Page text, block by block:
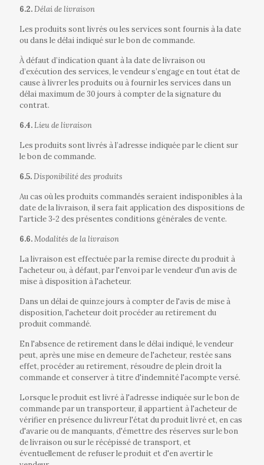
6.2.Délai de livraison
Les produits sont livrés ou les services sont fournis à la date
ou dans le délai indiqué sur le bon de commande.
À défaut d’indication quant à la date de livraison ou
d’exécution des services, le vendeur s’engage en tout état de
cause à livrer les produits ou à fournir les services dans un
délai maximum de 30 jours à compter de la signature du
contrat.
6.4.Lieu de livraison
Les produits sont livrés à l’adresse indiquée par le client sur
le bon de commande.
6.5.Disponibilité des produits
Au cas où les produits commandés seraient indisponibles à la
date de la livraison, il sera fait application des dispositions de
l'article 3‐2 des présentes conditions générales de vente.
6.6.Modalités de la livraison
La livraison est effectuée par la remise directe du produit à
l'acheteur ou, à défaut, par l'envoi par le vendeur d'un avis de
mise à disposition à l'acheteur.
Dans un délai de quinze jours à compter de l'avis de mise à
disposition, l'acheteur doit procéder au retirement du
produit commandé.
En l'absence de retirement dans le délai indiqué, le vendeur
peut, après une mise en demeure de l'acheteur, restée sans
effet, procéder au retirement, résoudre de plein droit la
commande et conserver à titre d'indemnité l'acompte versé.
Lorsque le produit est livré à l'adresse indiquée sur le bon de
commande par un transporteur, il appartient à l'acheteur de
vérifier en présence du livreur l'état du produit livré et, en cas
d'avarie ou de manquants, d'émettre des réserves sur le bon
de livraison ou sur le récépissé de transport, et
éventuellement de refuser le produit et d'en avertir le